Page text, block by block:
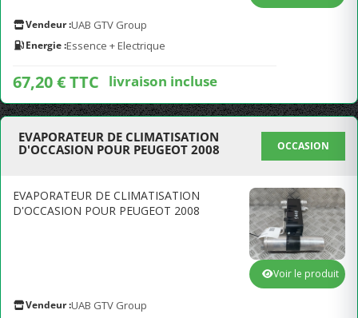
Vendeur :UAB GTV Group
Energie :Essence + Electrique
67,20 € TTC livraison incluse
EVAPORATEUR DE CLIMATISATION
D'OCCASION POUR PEUGEOT 2008
OCCASION
EVAPORATEUR DE CLIMATISATION
D'OCCASION POUR PEUGEOT 2008
Vendeur :UAB GTV Group
Voir le produit